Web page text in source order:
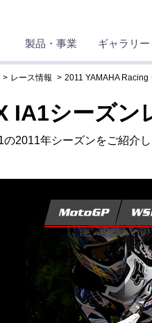
製品・事業 ギャラリー
レース情報 2011 YAMAHA Racing
IA1シーズン
の2011年シーズンをご紹介